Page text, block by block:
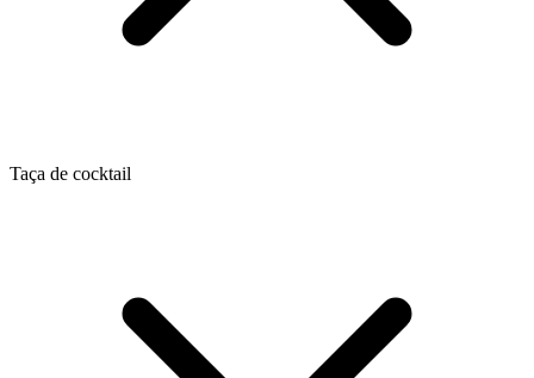
Taça de cocktail